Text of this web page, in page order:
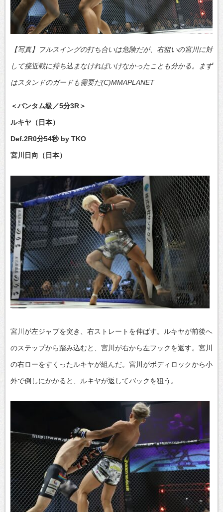
【写真】フルスイングの打ち合いは危険だが、右狙いの宮川に対
して接近戦に持ち込まなければいけなかったことも分かる。まず
はスタンドのガードも需要だ(C)MMAPLANET
＜バンタム級／5分3R＞
ルキヤ（日本）
Def.2R0分54秒 by TKO
宮川日向（日本）
宮川が左ジャブを突き、右ストレートを伸ばす。ルキヤが前後へ
のステップから踏み込むと、宮川が右から左フックを返す。宮川
の右ローをすくったルキヤが組んだ。宮川がボディロックから小
外で倒しにかかると、ルキヤが返してバックを狙う。